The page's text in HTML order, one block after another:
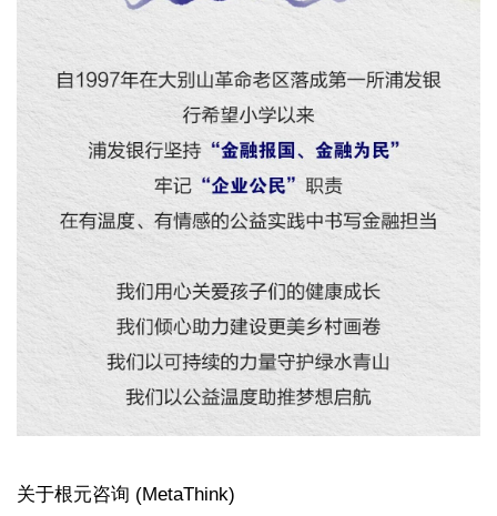
关于根元咨询 (MetaThink)